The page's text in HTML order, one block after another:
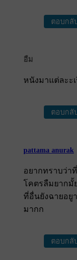
ตอบกลั
อืม
หนังมาแต่ละะ
ตอบกลั
pattama anurak
อยากทราบว่า
โคตรลืมยากมั้
ที่อื่นยังฉายอยู
มากก
ตอบกลั